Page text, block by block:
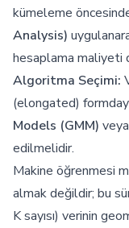
kümeleme
Analysis)
hesaplama maliyeti
Algoritma Seçimi:
(elongated)
Models (GMM)
edilmelidir.
Makine öğrenmesi
almak değildir; bu
K sayısı) verinin